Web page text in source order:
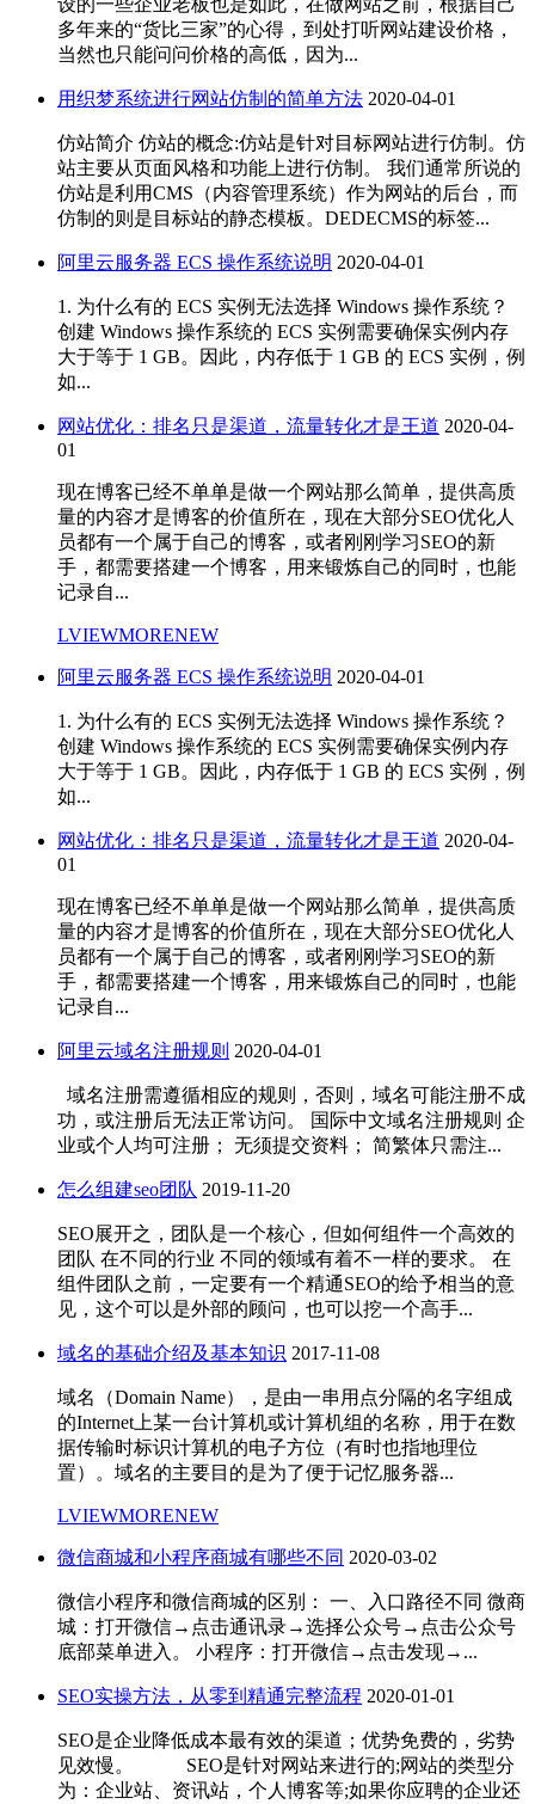
设的一些企业老板也是如此，在做网站之前，根据自己
多年来的“货比三家”的心得，到处打听网站建设价格，
当然也只能问问价格的高低，因为...
用织梦系统进行网站仿制的简单方法 2020-04-01
仿站简介 仿站的概念:仿站是针对目标网站进行仿制。仿
站主要从页面风格和功能上进行仿制。 我们通常所说的
仿站是利用CMS（内容管理系统）作为网站的后台，而
仿制的则是目标站的静态模板。DEDECMS的标签...
阿里云服务器 ECS 操作系统说明 2020-04-01
1. 为什么有的 ECS 实例无法选择 Windows 操作系统？
创建 Windows 操作系统的 ECS 实例需要确保实例内存
大于等于 1 GB。因此，内存低于 1 GB 的 ECS 实例，例
如...
网站优化：排名只是渠道，流量转化才是王道 2020-04-
01
现在博客已经不单单是做一个网站那么简单，提供高质
量的内容才是博客的价值所在，现在大部分SEO优化人
员都有一个属于自己的博客，或者刚刚学习SEO的新
手，都需要搭建一个博客，用来锻炼自己的同时，也能
记录自...
LVIEWMORENEW
阿里云服务器 ECS 操作系统说明 2020-04-01
1. 为什么有的 ECS 实例无法选择 Windows 操作系统？
创建 Windows 操作系统的 ECS 实例需要确保实例内存
大于等于 1 GB。因此，内存低于 1 GB 的 ECS 实例，例
如...
网站优化：排名只是渠道，流量转化才是王道 2020-04-
01
现在博客已经不单单是做一个网站那么简单，提供高质
量的内容才是博客的价值所在，现在大部分SEO优化人
员都有一个属于自己的博客，或者刚刚学习SEO的新
手，都需要搭建一个博客，用来锻炼自己的同时，也能
记录自...
阿里云域名注册规则 2020-04-01
域名注册需遵循相应的规则，否则，域名可能注册不成
功，或注册后无法正常访问。 国际中文域名注册规则 企
业或个人均可注册； 无须提交资料； 简繁体只需注...
怎么组建seo团队 2019-11-20
SEO展开之，团队是一个核心，但如何组件一个高效的
团队 在不同的行业 不同的领域有着不一样的要求。 在
组件团队之前，一定要有一个精通SEO的给予相当的意
见，这个可以是外部的顾问，也可以挖一个高手...
域名的基础介绍及基本知识 2017-11-08
域名（Domain Name），是由一串用点分隔的名字组成
的Internet上某一台计算机或计算机组的名称，用于在数
据传输时标识计算机的电子方位（有时也指地理位
置）。域名的主要目的是为了便于记忆服务器...
LVIEWMORENEW
微信商城和小程序商城有哪些不同 2020-03-02
微信小程序和微信商城的区别： 一、入口路径不同 微商
城：打开微信→点击通讯录→选择公众号→点击公众号
底部菜单进入。 小程序：打开微信→点击发现→...
SEO实操方法，从零到精通完整流程 2020-01-01
SEO是企业降低成本最有效的渠道；优势免费的，劣势
见效慢。 SEO是针对网站来进行的;网站的类型分
为：企业站、资讯站，个人博客等;如果你应聘的企业还